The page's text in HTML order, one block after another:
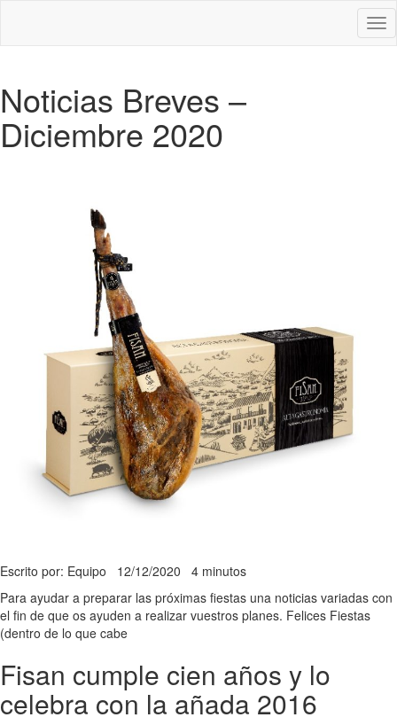
Noticias Breves –
Diciembre 2020
Escrito por: Equipo 12/12/2020 4 minutos
Para ayudar a preparar las próximas fiestas una noticias variadas con
el fin de que os ayuden a realizar vuestros planes. Felices Fiestas
(dentro de lo que cabe
Fisan cumple cien años y lo
celebra con la añada 2016